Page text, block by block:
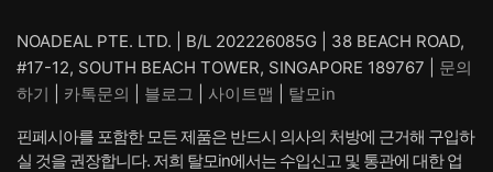
격:
₩ 75,200.
격:
₩ 64,200.
격:
₩ 79,760.
격:
₩
NOADEAL PTE. LTD. | B/L 202226085G | 38 BEACH ROAD,
#17-12, SOUTH BEACH TOWER, SINGAPORE 189767 | 문의
하기
카톡문의 블로그 사이트맵 탈모in
핀페시아를 포함한 모든 제품은 반드시 의사의 처방에 근거해 구입하
실 것을 권장합니다. 저희 탈모in에서는 수입신고 및 통관에 대한 업